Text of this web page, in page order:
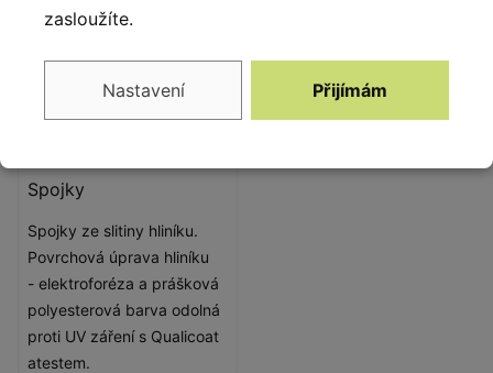
Spojky
Spojky ze slitiny hliníku.
Povrchová úprava hliníku
- elektroforéza a prášková
polyesterová barva odolná
proti UV záření s Qualicoat
atestem.
zasloužíte.
Nastavení Přijímám